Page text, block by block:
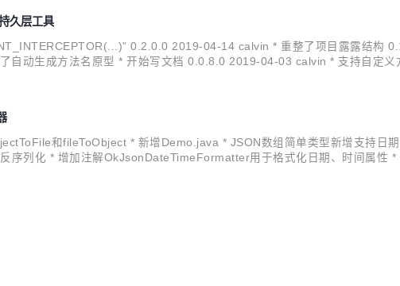
久层工具
0.2.0.0 2019-04-14 calvin * 重整了项目露露结构
自动生成方法名原型 * 开始写文档 0.0.8.0 2019-04-03 calvin * 支持自定
和fileToObject * 新增Demo.java * JSON数组简单类型新增支持日
列化 * 增加注解OkJsonDateTimeFormatter用于格式化日期、时间属性